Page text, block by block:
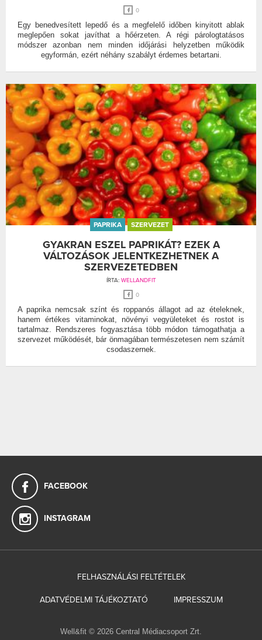
0
Egy benedvesített lepedő és a megfelelő időben kinyitott ablak
meglepően sokat javíthat a hőérzeten. A régi párologtatásos
módszer azonban nem minden időjárási helyzetben működik
egyformán, ezért néhány szabályt érdemes betartani.
PAPRIKA SZERVEZET
GYAKRAN ESZEL PAPRIKÁT? EZEK A
VÁLTOZÁSOK JELENTKEZHETNEK A
SZERVEZETEDBEN
ÍRTA: WELLANDFIT
0
A paprika nemcsak színt és roppanós állagot ad az ételeknek,
hanem értékes vitaminokat, növényi vegyületeket és rostot is
tartalmaz. Rendszeres fogyasztása több módon támogathatja a
szervezet működését, bár önmagában természetesen nem számít
csodaszernek.
FACEBOOK
INSTAGRAM
FELHASZNÁLÁSI FELTÉTELEK
ADATVÉDELMI TÁJÉKOZTATÓ IMPRESSZUM
Well&fit © 2026 Central Médiacsoport Zrt.